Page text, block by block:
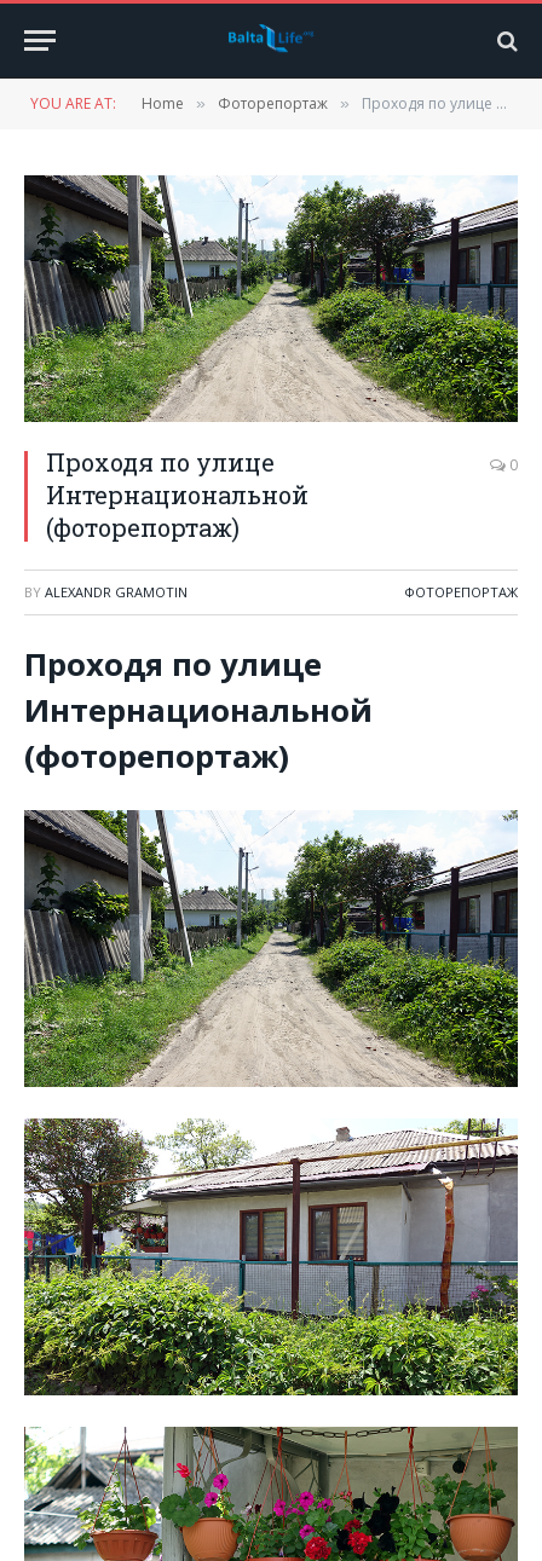
YOU ARE AT: Home » Фоторепортаж » Проходя по улице Интернациональной (фоторепортаж)
Проходя по улице
Интернациональной
(фоторепортаж)
0
BY ALEXANDR GRAMOTIN ФОТОРЕПОРТАЖ
Проходя по улице
Интернациональной
(фоторепортаж)